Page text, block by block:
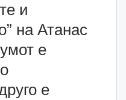
и
на Атанас
е
е